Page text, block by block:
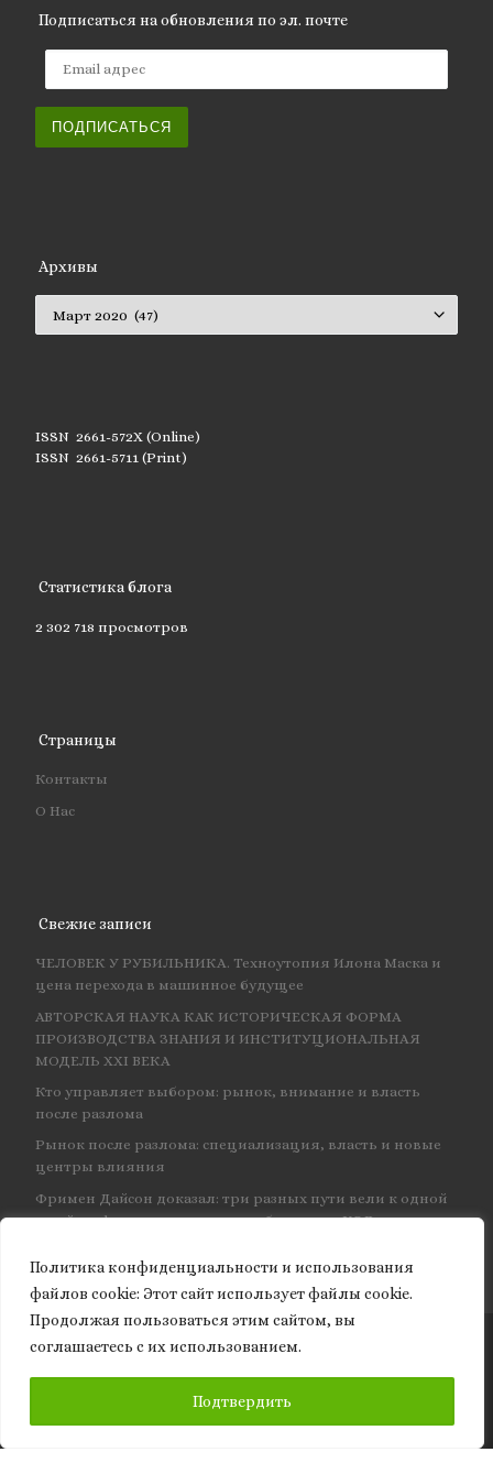
Политика конфиденциальности и использования
файлов сookie: Этот сайт использует файлы cookie.
Продолжая пользоваться этим сайтом, вы
соглашаетесь с их использованием.
Подтвердить
Подписаться на обновления по эл. почте
ПОДПИСАТЬСЯ
Архивы
ISSN 2661-572X (Online)
ISSN 2661-5711 (Print)
Статистика блога
2 302 718 просмотров
Страницы
Контакты
О Нас
Свежие записи
ЧЕЛОВЕК У РУБИЛЬНИКА. Техноутопия Илона Маска и
цена перехода в машинное будущее
АВТОРСКАЯ НАУКА КАК ИСТОРИЧЕСКАЯ ФОРМА
ПРОИЗВОДСТВА ЗНАНИЯ И ИНСТИТУЦИОНАЛЬНАЯ
МОДЕЛЬ XXI ВЕКА
Кто управляет выбором: рынок, внимание и власть
после разлома
Рынок после разлома: специализация, власть и новые
центры влияния
Фримен Дайсон доказал: три разных пути вели к одной
и той же физике — и навсегда объединил КЭД
© 2026Granite of science– Все права защищены